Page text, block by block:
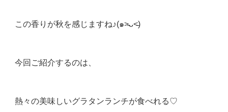
この香りが秋を感じますね♪(๑˃̵ᴗ˂̵)
今回ご紹介するのは、
熱々の美味しいグラタンランチが食べれる♡